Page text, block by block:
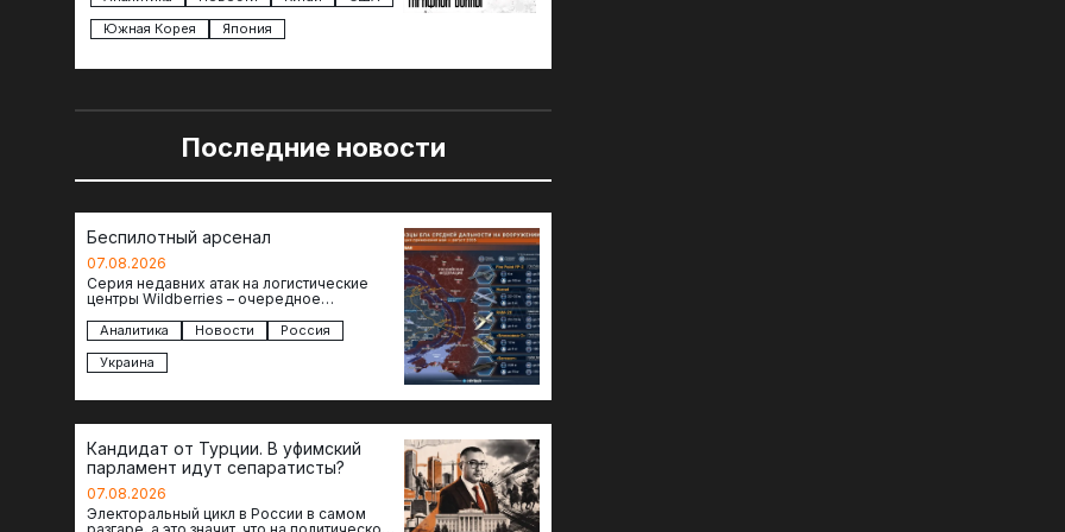
Южная Корея
Япония
Последние новости
Беспилотный арсенал
07.08.2026
Серия недавних атак на логистические
центры Wildberries – очередное
российского тыла. И суть здесь даже не…
Аналитика Новости
Россия
Украина
Кандидат от Турции. В уфимский
парламент идут сепаратисты?
07.08.2026
Электоральный цикл в России в самом